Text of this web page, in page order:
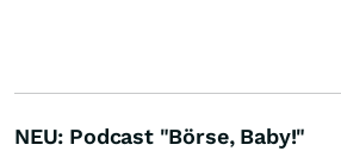
NEU: Podcast "Börse, Baby!"